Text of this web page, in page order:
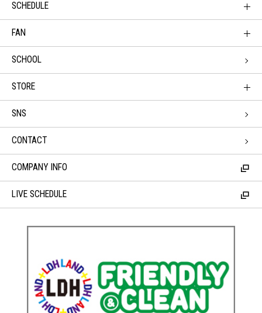
SCHEDULE
FAN
SCHOOL
STORE
SNS
CONTACT
COMPANY INFO
LIVE SCHEDULE